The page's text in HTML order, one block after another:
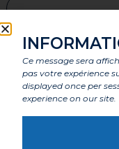
Ce message sera
pas votre expérience
displayed once per
experience on our site.